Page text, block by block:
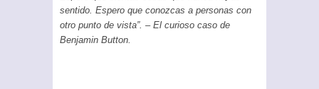
sentido. Espero que conozcas a personas con
otro punto de vista”. – El curioso caso de
Benjamin Button.